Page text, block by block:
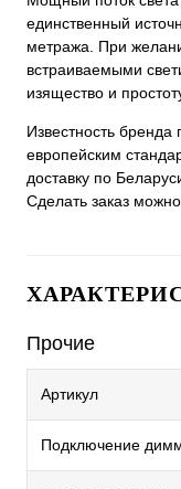
единственный
метража. При
встраиваемыми
изящество и
Известность бренда
европейским
доставку по
Сделать заказ
Прочие
Артикул
Подключение